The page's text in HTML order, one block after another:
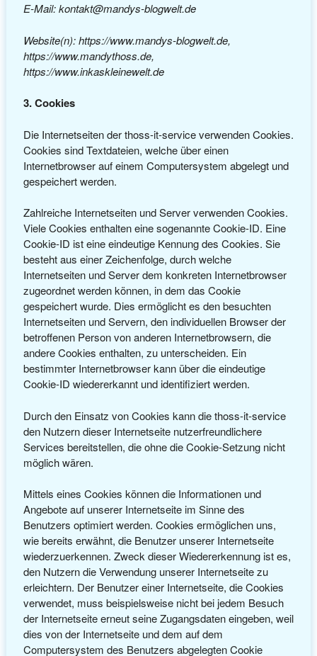
E-Mail: kontakt@mandys-blogwelt.de
Website(n): https://www.mandys-blogwelt.de,
https://www.mandythoss.de,
https://www.inkaskleinewelt.de
3. Cookies
Die Internetseiten der thoss-it-service verwenden Cookies.
Cookies sind Textdateien, welche über einen
Internetbrowser auf einem Computersystem abgelegt und
gespeichert werden.
Zahlreiche Internetseiten und Server verwenden Cookies.
Viele Cookies enthalten eine sogenannte Cookie-ID. Eine
Cookie-ID ist eine eindeutige Kennung des Cookies. Sie
besteht aus einer Zeichenfolge, durch welche
Internetseiten und Server dem konkreten Internetbrowser
zugeordnet werden können, in dem das Cookie
gespeichert wurde. Dies ermöglicht es den besuchten
Internetseiten und Servern, den individuellen Browser der
betroffenen Person von anderen Internetbrowsern, die
andere Cookies enthalten, zu unterscheiden. Ein
bestimmter Internetbrowser kann über die eindeutige
Cookie-ID wiedererkannt und identifiziert werden.
Durch den Einsatz von Cookies kann die thoss-it-service
den Nutzern dieser Internetseite nutzerfreundlichere
Services bereitstellen, die ohne die Cookie-Setzung nicht
möglich wären.
Mittels eines Cookies können die Informationen und
Angebote auf unserer Internetseite im Sinne des
Benutzers optimiert werden. Cookies ermöglichen uns,
wie bereits erwähnt, die Benutzer unserer Internetseite
wiederzuerkennen. Zweck dieser Wiedererkennung ist es,
den Nutzern die Verwendung unserer Internetseite zu
erleichtern. Der Benutzer einer Internetseite, die Cookies
verwendet, muss beispielsweise nicht bei jedem Besuch
der Internetseite erneut seine Zugangsdaten eingeben, weil
dies von der Internetseite und dem auf dem
Computersystem des Benutzers abgelegten Cookie